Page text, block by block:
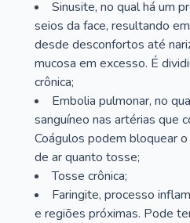
Sinusite, no qual há um
seios da face, resultando
desde desconfortos até
mucosa em excesso. É
crônica;
Embolia pulmonar, no
sanguíneo nas artérias que
Coágulos podem bloquear
de ar quanto tosse;
Tosse crônica;
Faringite, processo
e regiões próximas. Pode